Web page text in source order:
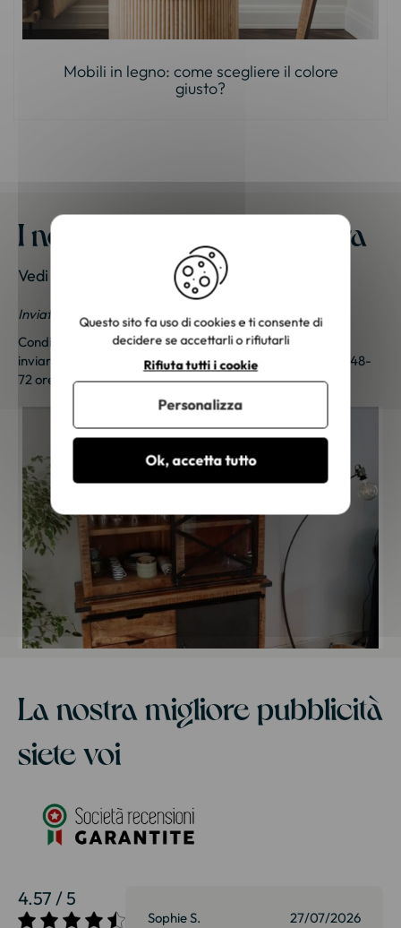
Mobili in legno: come scegliere il colore
giusto?
I nostri mobili a casa vostra
Vedi le foto dei nostri clienti
Inviateci le vostre foto; una piccola sorpresa vi aspetta!
Condividi le tue foto e ricevi una sorpresa!Clicca qui
inviarci le tue foto. Un piccolo regalo ti sarà inviato entro 48-
72 ore lavorative. Grazie per la tua fedeltà!
La nostra migliore pubblicità
siete voi
4.57 / 5
27/07/2026 Sophie S. 27/07/2026
Questo sito fa uso di cookies e ti consente di
decidere se accettarli o rifiutarli
Ok, accetta tutto
Rifiuta tutti i cookie
Personalizza